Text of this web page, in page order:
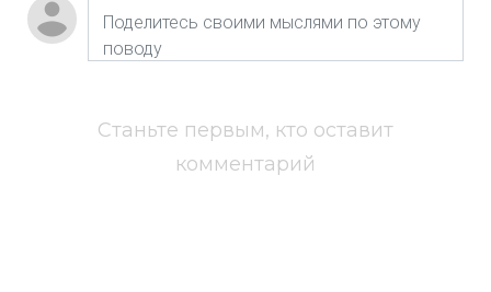
Станьте первым, кто оставит
комментарий